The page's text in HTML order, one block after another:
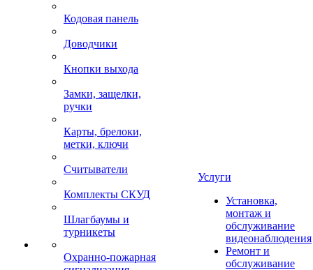
Кодовая панель
Доводчики
Кнопки выхода
Замки, защелки,
ручки
Карты, брелоки,
метки, ключи
Считыватели
Комплекты СКУД
Шлагбаумы и
турникеты
Охранно-пожарная
Услуги
Установка,
монтаж и
обслуживание
видеонаблюдения
Ремонт и
обслуживание